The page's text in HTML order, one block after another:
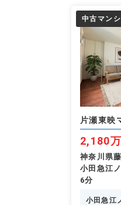
中古マン
片瀬東映
2,180
神奈川県
小田急江
6分
小田急江